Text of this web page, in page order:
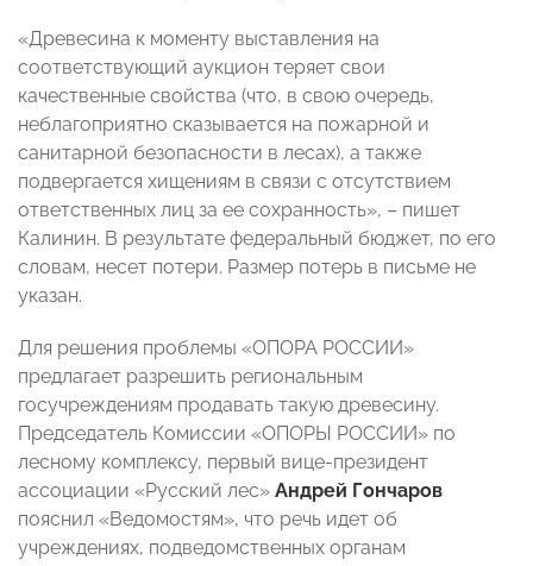
«Древесина к моменту выставления на
соответствующий аукцион теряет свои
качественные свойства (что, в свою очередь,
неблагоприятно сказывается на пожарной и
санитарной безопасности в лесах), а также
подвергается хищениям в связи с отсутствием
ответственных лиц за ее сохранность», – пишет
Калинин. В результате федеральный бюджет, по его
словам, несет потери. Размер потерь в письме не
указан.
Для решения проблемы «ОПОРА РОССИИ»
предлагает разрешить региональным
госучреждениям продавать такую древесину.
Председатель Комиссии «ОПОРЫ РОССИИ» по
лесному комплексу, первый вице-президент
ассоциации «Русский лес» Андрей Гончаров
пояснил «Ведомостям», что речь идет об
учреждениях, подведомственных органам